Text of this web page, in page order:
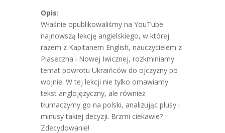
Opis:
Właśnie opublikowaliśmy na YouTube
najnowszą lekcję angielskiego, w której
razem z Kapitanem English, nauczycielem z
Piaseczna i Nowej Iwicznej, rozkminiamy
temat powrotu Ukraińców do ojczyzny po
wojnie. W tej lekcji nie tylko omawiamy
tekst anglojęzyczny, ale również
tłumaczymy go na polski, analizując plusy i
minusy takiej decyzji. Brzmi ciekawie?
Zdecydowanie!